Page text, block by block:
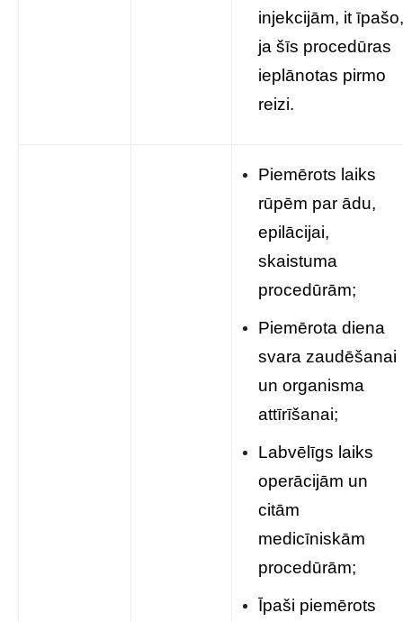
injekcijām, it īpašo,
ja šīs procedūras
ieplānotas pirmo
reizi.
Piemērots laiks
rūpēm par ādu,
epilācijai,
skaistuma
procedūrām;
Piemērota diena
svara zaudēšanai
un organisma
attīrīšanai;
Labvēlīgs laiks
operācijām un
citām
medicīniskām
procedūrām;
Īpaši piemērots